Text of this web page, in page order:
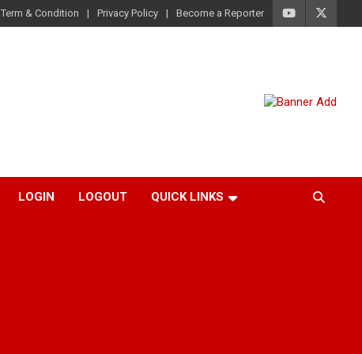
Term & Condition Privacy Policy Become a Reporter
LOGIN LOGOUT QUICK LINKS